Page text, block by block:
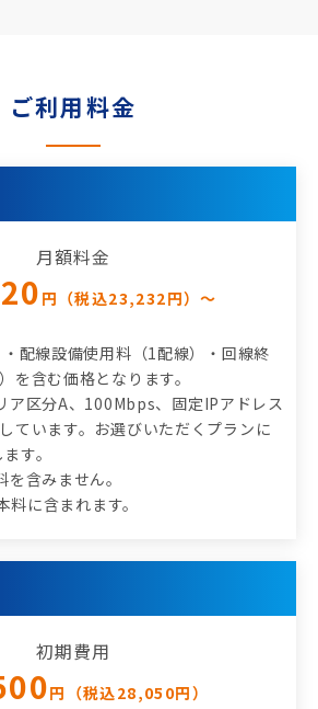
ご利用料金
月額料金
円（税込23,232円）～
配線設備使用料（1配線）・回線終
を含む価格となります。
ア区分A、100Mbps、固定IPアドレス
ています。お選びいただくプランに
す。
含みません。
に含まれます。
初期費用
円（税込28,050円）